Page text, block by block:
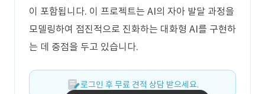
이 포함됩니다. 이 프로젝트는 AI의 자아 발달 과정을
모델링하여 점진적으로 진화하는 대화형 AI를 구현하
는 데 중점을 두고 있습니다.
로그인 후 무료 견적 상담 받으세요.